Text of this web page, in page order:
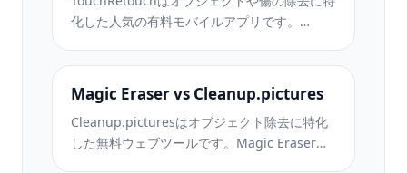
化した人気の有料モバイルアプリです。
るデバイスから無料でAI編集が利用できま
す。機能、価格、使いやすさを比較してみま
しょう。
Magic Eraser vs Cleanup.pictures
Cleanup.picturesはオブジェクト除去に特化
した無料ウェブツールです。Magic Eraserは8